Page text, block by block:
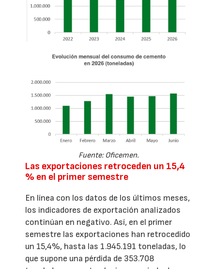
Fuente: Oficemen.
Las exportaciones retroceden un 15,4
% en el primer semestre
En línea con los datos de los últimos meses,
los indicadores de exportación analizados
continúan en negativo. Así, en el primer
semestre las exportaciones han retrocedido
un 15,4%, hasta las 1.945.191 toneladas, lo
que supone una pérdida de 353.708